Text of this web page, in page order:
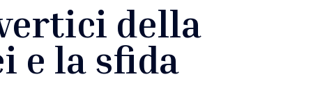
della
e la sfida